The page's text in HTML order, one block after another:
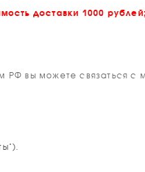
доставки 1000 рублей;
вы можете связаться с